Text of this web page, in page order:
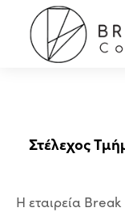
Στέλεχος
Η εταιρεία